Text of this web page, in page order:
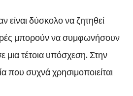
είναι δύσκολο να ζητηθεί
μπορούν να συμφωνήσουν
μια τέτοια υπόσχεση. Στην
που συχνά χρησιμοποιείται